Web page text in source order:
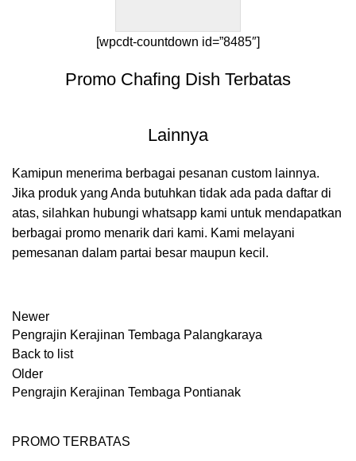
[wpcdt-countdown id=”8485″]
Promo Chafing Dish Terbatas
Lainnya
Kamipun menerima berbagai pesanan custom lainnya.
Jika produk yang Anda butuhkan tidak ada pada daftar di
atas, silahkan hubungi whatsapp kami untuk mendapatkan
berbagai promo menarik dari kami. Kami melayani
pemesanan dalam partai besar maupun kecil.
Newer
Pengrajin Kerajinan Tembaga Palangkaraya
Back to list
Older
Pengrajin Kerajinan Tembaga Pontianak
PROMO TERBATAS